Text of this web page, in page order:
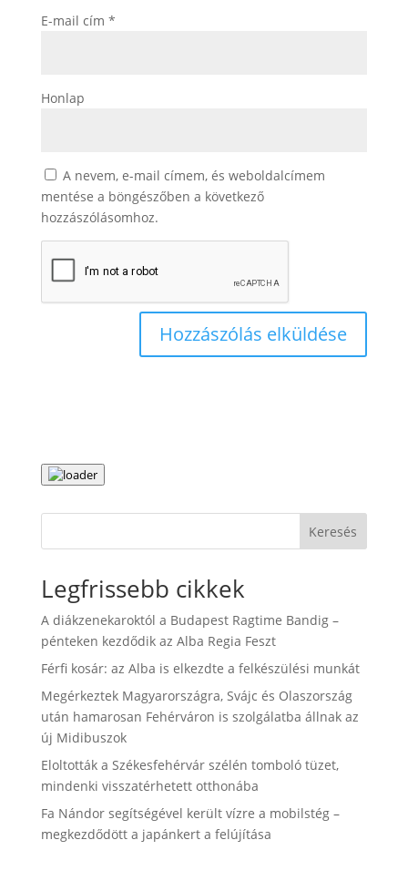
E-mail cím *
Honlap
A nevem, e-mail címem, és weboldalcímem
mentése a böngészőben a következő
hozzászólásomhoz.
Keresés
Legfrissebb cikkek
A diákzenekaroktól a Budapest Ragtime Bandig –
pénteken kezdődik az Alba Regia Feszt
Férfi kosár: az Alba is elkezdte a felkészülési munkát
Megérkeztek Magyarországra, Svájc és Olaszország
után hamarosan Fehérváron is szolgálatba állnak az
új Midibuszok
Eloltották a Székesfehérvár szélén tomboló tüzet,
mindenki visszatérhetett otthonába
Fa Nándor segítségével került vízre a mobilstég –
megkezdődött a japánkert a felújítása